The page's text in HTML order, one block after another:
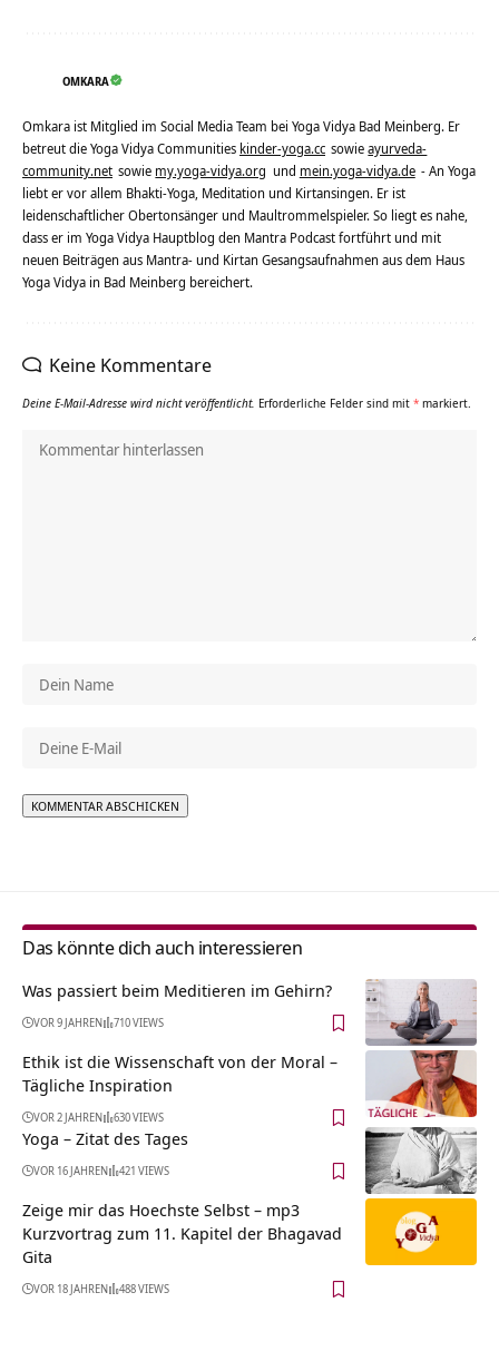
OMKARA
Omkara ist Mitglied im Social Media Team bei Yoga Vidya Bad Meinberg. Er
betreut die Yoga Vidya Communities kinder-yoga.cc sowieayurveda-
community.net sowie my.yoga-vidya.org und mein.yoga-vidya.de - An Yoga
liebt er vor allem Bhakti-Yoga, Meditation und Kirtansingen. Er ist
leidenschaftlicher Obertonsänger und Maultrommelspieler. So liegt es nahe,
dass er im Yoga Vidya Hauptblog den Mantra Podcast fortführt und mit
neuen Beiträgen aus Mantra- und Kirtan Gesangsaufnahmen aus dem Haus
Yoga Vidya in Bad Meinberg bereichert.
Keine Kommentare
Deine E-Mail-Adresse wird nicht veröffentlicht. Erforderliche Felder sind mit * markiert.
Das könnte dich auch interessieren
Was passiert beim Meditieren im Gehirn?
VOR 9 JAHREN 710 VIEWS
Ethik ist die Wissenschaft von der Moral –
Tägliche Inspiration
VOR 2 JAHREN 630 VIEWS
Yoga – Zitat des Tages
VOR 16 JAHREN 421 VIEWS
Zeige mir das Hoechste Selbst – mp3
Kurzvortrag zum 11. Kapitel der Bhagavad
Gita
VOR 18 JAHREN 488 VIEWS